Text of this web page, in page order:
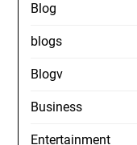
Blog
blogs
Blogv
Business
Entertainment